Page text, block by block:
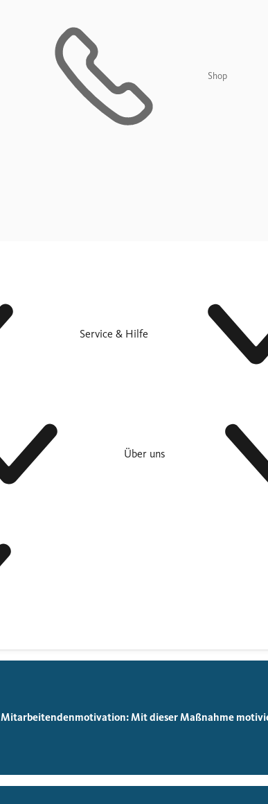
Shop
Service & Hilfe
Über uns
Mitarbeitendenmotivation: Mit dieser Maßnahme